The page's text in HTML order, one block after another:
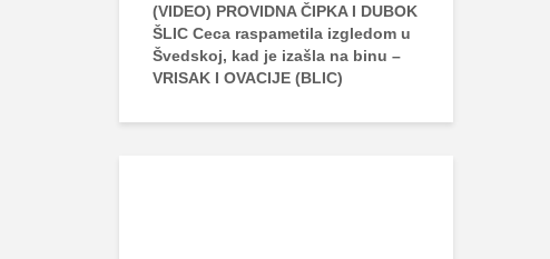
(VIDEO) PROVIDNA ČIPKA I DUBOK
ŠLIC Ceca raspametila izgledom u
Švedskoj, kad je izašla na binu –
VRISAK I OVACIJE (BLIC)